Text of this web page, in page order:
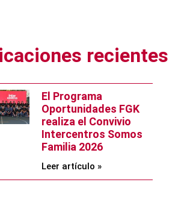
recientes
El Programa
Oportunidades FGK
realiza el Convivio
Intercentros Somos
Familia 2026
Leer artículo »